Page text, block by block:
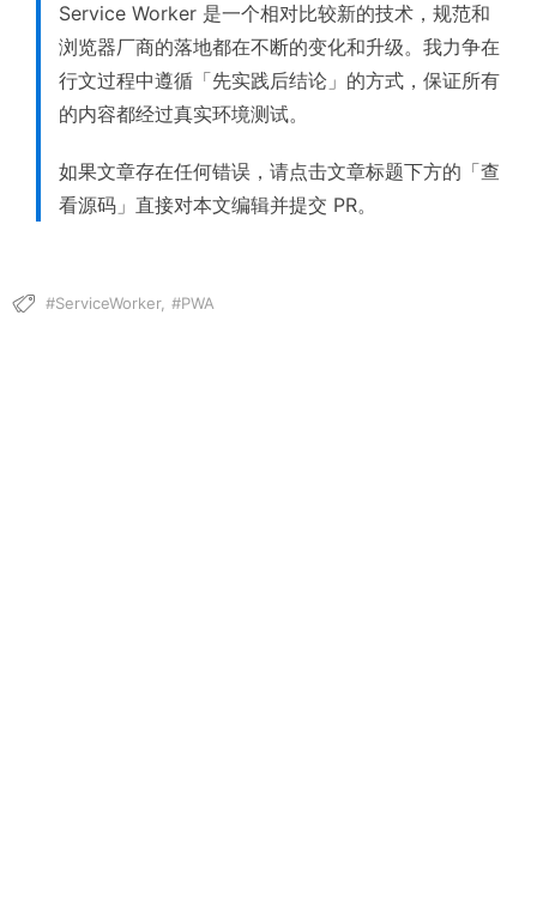
Service Worker 是一个相对比较新的技术，规范和
浏览器厂商的落地都在不断的变化和升级。我力争在
行文过程中遵循「先实践后结论」的方式，保证所有
的内容都经过真实环境测试。
如果文章存在任何错误，请点击文章标题下方的「查
看源码」直接对本文编辑并提交 PR。
ServiceWorker PWA